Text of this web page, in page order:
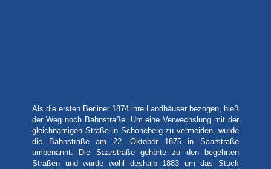
Als die ersten Berliner 1874 ihre Landhäuser bezogen, hieß
der Weg noch Bahnstraße. Um eine Verwechslung mit der
gleichnamigen Straße in Schöneberg zu vermeiden, wurde
die Bahnstraße am 22. Oktober 1875 in Saarstraße
umbenannt. Die Saarstraße gehörte zu den begehrten
Straßen und wurde wohl deshalb 1883 um das Stück